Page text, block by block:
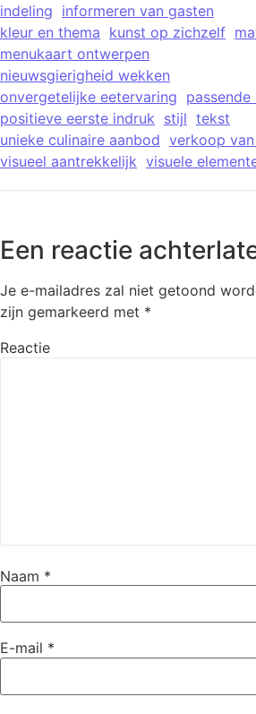
indeling informeren van gasten
kleur en thema kunst op zichzelf
menukaart ontwerpen
nieuwsgierigheid wekken
onvergetelijke eetervaring passende
positieve eerste indruk stijl tekst
unieke culinaire aanbod verkoop
visueel aantrekkelijk visuele
Een reactie
Je e-mailadres zal niet getoond
zijn gemarkeerd met *
Reactie
Naam *
E-mail *